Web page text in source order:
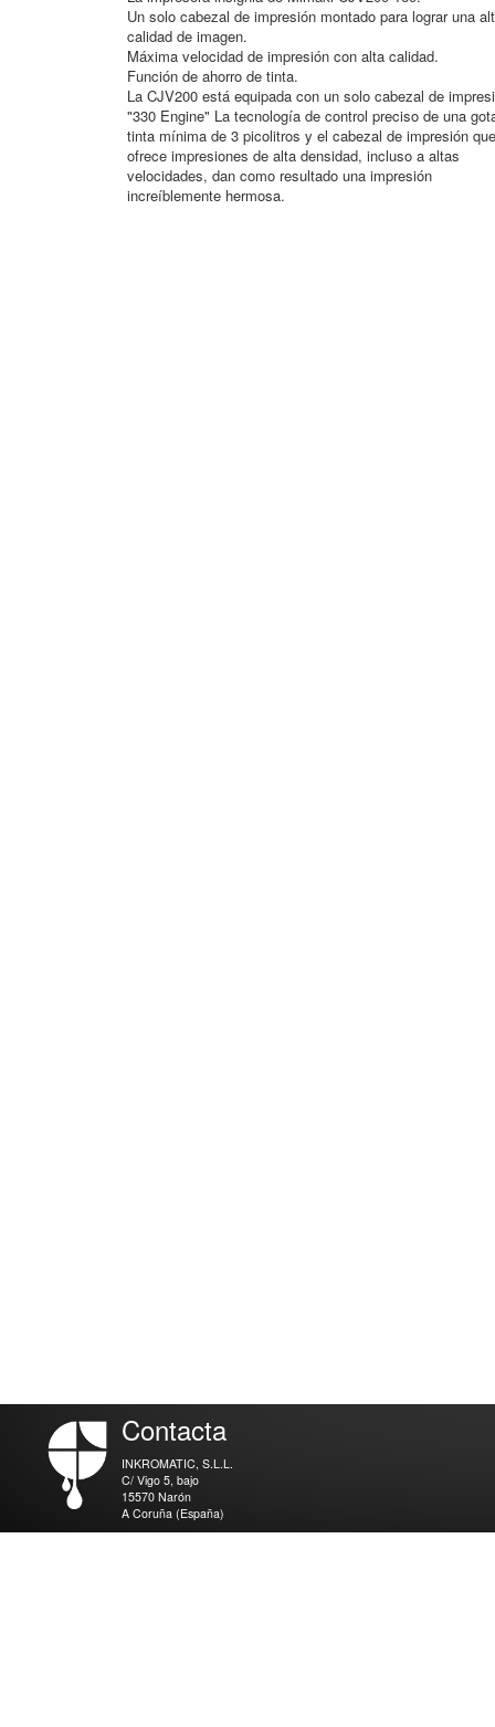
Un solo cabezal de impresión montado para lograr una
calidad de imagen.
Máxima velocidad de impresión con alta calidad.
Función de ahorro de tinta.
La CJV200 está equipada con un solo cabezal de
"330 Engine" La tecnología de control preciso de una
tinta mínima de 3 picolitros y el cabezal de impresión que
ofrece impresiones de alta densidad, incluso a altas
velocidades, dan como resultado una impresión
increíblemente hermosa.
Contacta
INKROMATIC, S.L.L.
C/ Vigo 5, bajo
15570 Narón
A Coruña (España)